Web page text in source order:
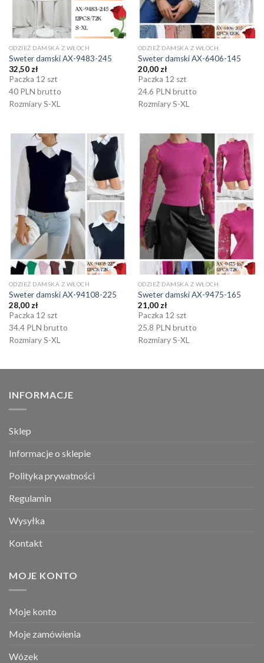
ODZIEŻ DAMSKA Z WŁOCH
Sweter damski AX-9483-245
32,50 zł
Paczka 12 szt
40 PLN brutto
Rozmiary S-XL
ODZIEŻ DAMSKA Z WŁOCH
Sweter damski AX-6406-145
20,00 zł
Paczka 12 szt
24.6 PLN brutto
Rozmiary S-XL
ODZIEŻ DAMSKA Z WŁOCH
Sweter damski AX-94108-225
28,00 zł
Paczka 12 szt
34.4 PLN brutto
Rozmiary S-XL
ODZIEŻ DAMSKA Z WŁOCH
Sweter damski AX-9475-165
21,00 zł
Paczka 12 szt
25.8 PLN brutto
Rozmiary S-XL
INFORMACJE
Sklep
Informacje o sklepie
Polityka prywatności
Regulamin
Wysyłka
Kontakt
MOJE KONTO
Moje konto
Moje zamówienia
Wózek